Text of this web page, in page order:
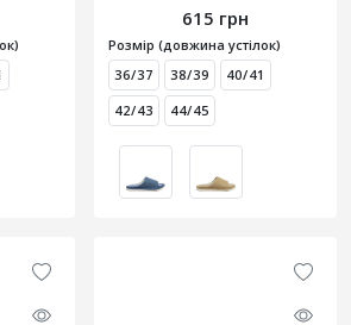
615 грн
Розмір (довжина устілок)
36/37
38/39
40/41
42/43
44/45